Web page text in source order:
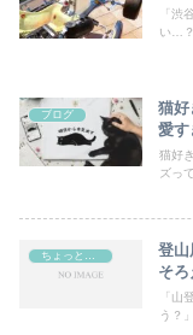
「渋
い…
ブログ
猫好
愛す
猫好
ズっ
ちょっとした知識
登山
そ
「山
う？